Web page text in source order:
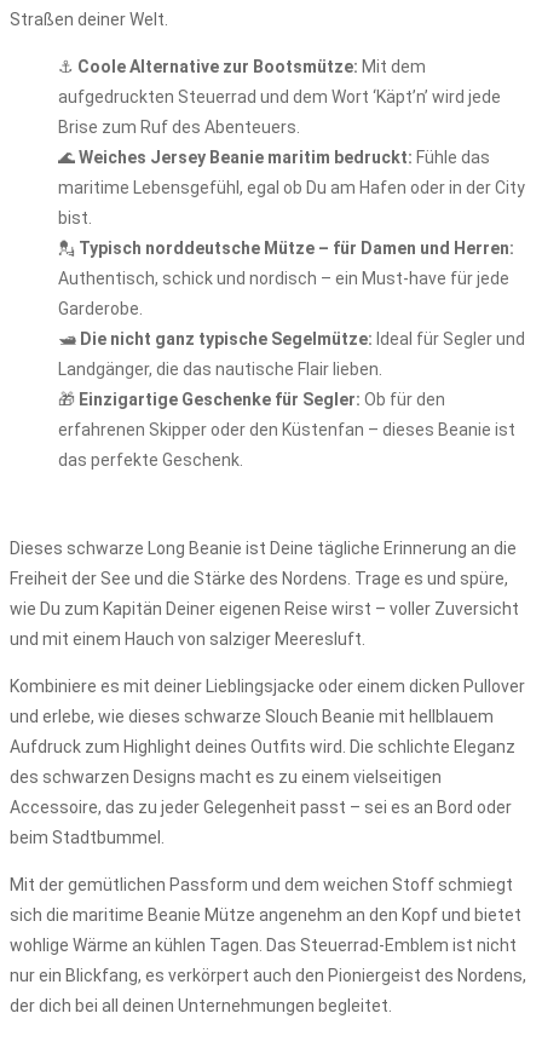
Straßen deiner Welt.
⚓ Coole Alternative zur Bootsmütze: Mit dem
aufgedruckten Steuerrad und dem Wort ‘Käpt’n’ wird jede
Brise zum Ruf des Abenteuers.
🌊Weiches Jersey Beanie maritim bedruckt: Fühle das
maritime Lebensgefühl, egal ob Du am Hafen oder in der City
bist.
💂 Typisch norddeutsche Mütze – für Damen und Herren:
Authentisch, schick und nordisch – ein Must-have für jede
Garderobe.
🛥️ Die nicht ganz typische Segelmütze: Ideal für Segler und
Landgänger, die das nautische Flair lieben.
🎁 Einzigartige Geschenke für Segler: Ob für den
erfahrenen Skipper oder den Küstenfan – dieses Beanie ist
das perfekte Geschenk.
Dieses schwarze Long Beanie ist Deine tägliche Erinnerung an die
Freiheit der See und die Stärke des Nordens. Trage es und spüre,
wie Du zum Kapitän Deiner eigenen Reise wirst – voller Zuversicht
und mit einem Hauch von salziger Meeresluft.
Kombiniere es mit deiner Lieblingsjacke oder einem dicken Pullover
und erlebe, wie dieses schwarze Slouch Beanie mit hellblauem
Aufdruck zum Highlight deines Outfits wird. Die schlichte Eleganz
des schwarzen Designs macht es zu einem vielseitigen
Accessoire, das zu jeder Gelegenheit passt – sei es an Bord oder
beim Stadtbummel.
Mit der gemütlichen Passform und dem weichen Stoff schmiegt
sich die maritime Beanie Mütze angenehm an den Kopf und bietet
wohlige Wärme an kühlen Tagen. Das Steuerrad-Emblem ist nicht
nur ein Blickfang, es verkörpert auch den Pioniergeist des Nordens,
der dich bei all deinen Unternehmungen begleitet.